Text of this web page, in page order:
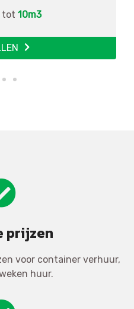
tot 10m3
prijzen
voor container verhuur,
huur.